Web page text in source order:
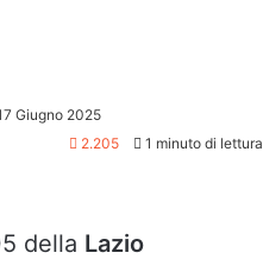
Giugno 2025
2.205
1 minuto di lettura
della Lazio